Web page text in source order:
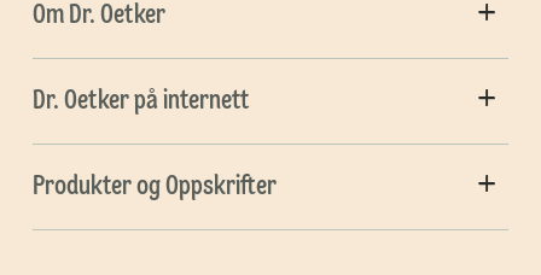
Om Dr. Oetker
Dr. Oetker på internett
Produkter og Oppskrifter